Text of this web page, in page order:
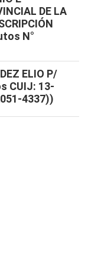
DE LA
N°
ELIO P/
CUIJ: 13-
4337))